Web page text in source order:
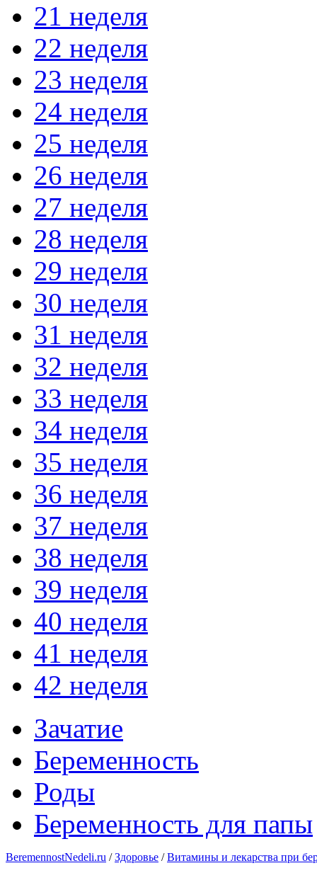
21 неделя
22 неделя
23 неделя
24 неделя
25 неделя
26 неделя
27 неделя
28 неделя
29 неделя
30 неделя
31 неделя
32 неделя
33 неделя
34 неделя
35 неделя
36 неделя
37 неделя
38 неделя
39 неделя
40 неделя
41 неделя
42 неделя
Зачатие
Беременность
Роды
Беременность для папы
BeremennostNedeli.ru / Здоровье / Витамины и лекарства при